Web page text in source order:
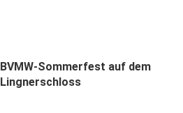
BVMW-Sommerfest auf dem
Lingnerschloss